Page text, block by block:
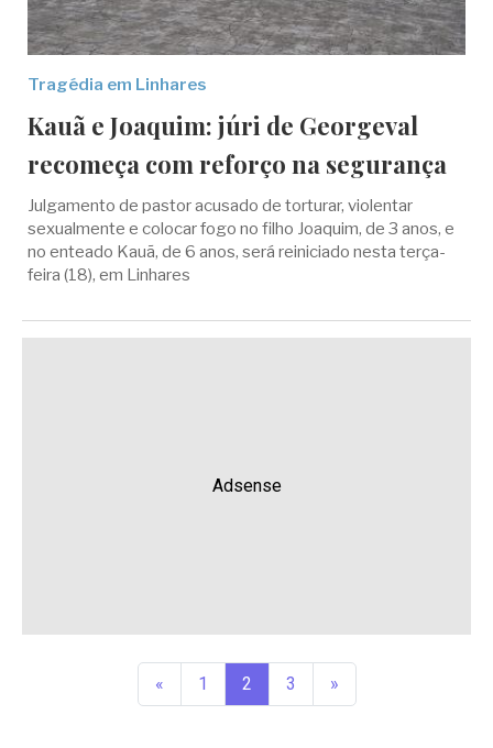
Tragédia em Linhares
Kauã e Joaquim: júri de Georgeval
recomeça com reforço na segurança
Julgamento de pastor acusado de torturar, violentar
sexualmente e colocar fogo no filho Joaquim, de 3 anos, e
no enteado Kauã, de 6 anos, será reiniciado nesta terça-
feira (18), em Linhares
Adsense
« 1 2 3 »